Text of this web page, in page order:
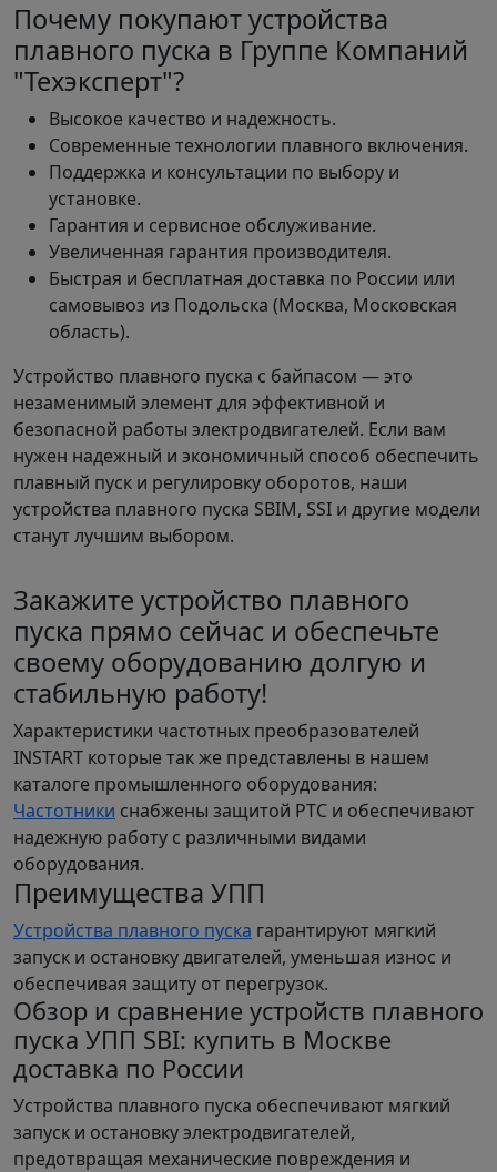
Почему покупают устройства
плавного пуска в Группе Компаний
"Техэксперт"?
Высокое качество и надежность.
Современные технологии плавного включения.
Поддержка и консультации по выбору и
установке.
Гарантия и сервисное обслуживание.
Увеличенная гарантия производителя.
Быстрая и бесплатная доставка по России или
самовывоз из Подольска (Москва, Московская
область).
Устройство плавного пуска с байпасом — это
незаменимый элемент для эффективной и
безопасной работы электродвигателей. Если вам
нужен надежный и экономичный способ обеспечить
плавный пуск и регулировку оборотов, наши
устройства плавного пуска SBIM, SSI и другие модели
станут лучшим выбором.
Закажите устройство плавного
пуска прямо сейчас и обеспечьте
своему оборудованию долгую и
стабильную работу!
Характеристики частотных преобразователей
INSTART которые так же представлены в нашем
каталоге промышленного оборудования:
Частотники снабжены защитой PTC и обеспечивают
надежную работу с различными видами
оборудования.
Преимущества УПП
Устройства плавного пуска гарантируют мягкий
запуск и остановку двигателей, уменьшая износ и
обеспечивая защиту от перегрузок.
Обзор и сравнение устройств плавного
пуска УПП SBI: купить в Москве
доставка по России
Устройства плавного пуска обеспечивают мягкий
запуск и остановку электродвигателей,
предотвращая механические повреждения и